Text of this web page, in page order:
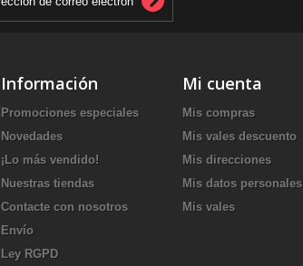
Información
Promociones especiales
Novedades
¡Lo más vendido!
Nuestras tiendas
Contacte con nosotros
Envío
Ley RGPD
Mi cuenta
Mis compras
Mis vales descuento
Mis direcciones
Mis datos personales
Mis vales